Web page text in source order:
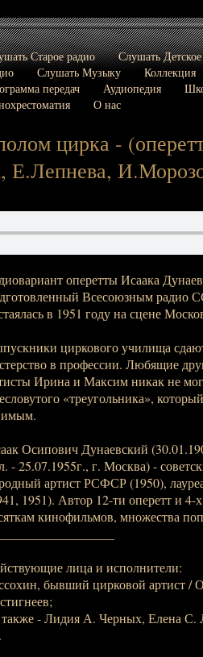
Старое радио
Слушать Детское
Слушать Музыку
Коллекция
передач
Аудиопедия
О нас
цирка -
Е.Лепнева,
оперетты Исаака
Всесоюзным радио
в 1951 году на сцене
циркового училища
в профессии. Любящие
Ирина и Максим никак не
«треугольника»,
Осипович Дунаевский
- 25.07.1955г., г. Москва) -
артист РСФСР (1950),
1951). Автор 12-ти оперетт и 4-
кинофильмов, множества
лица и исполнители:
бывший цирковой артист /
также - Лидия А. Черных, Елена С.